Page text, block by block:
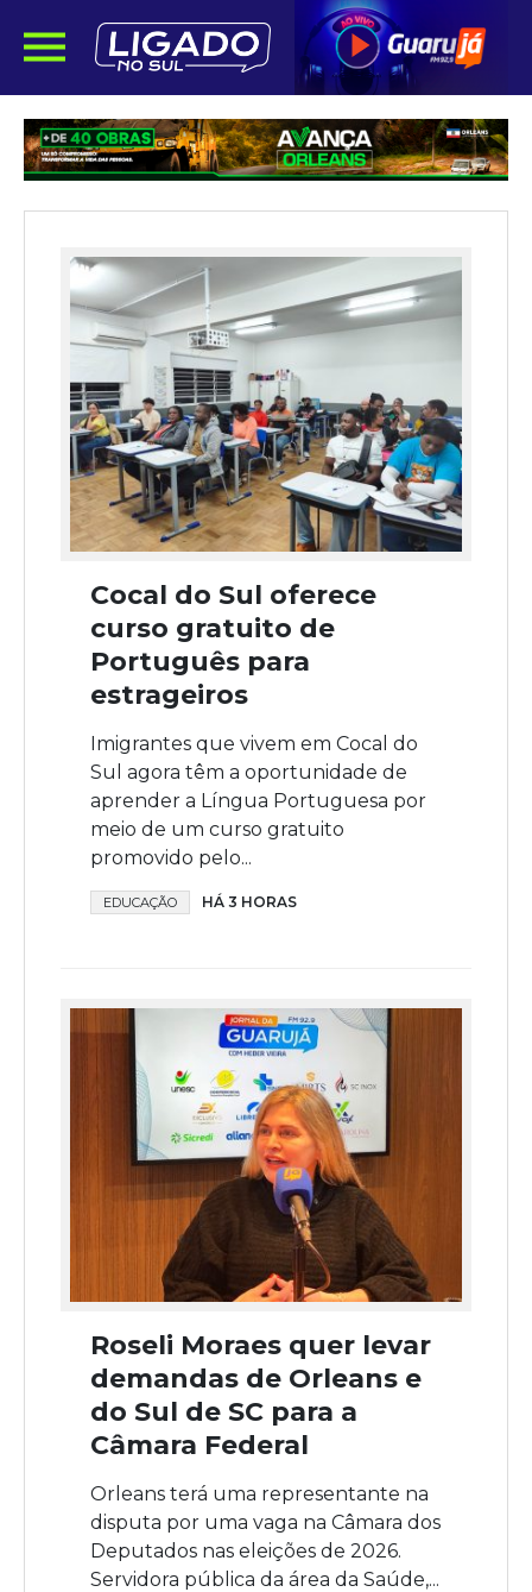
Cocal do Sul oferece
curso gratuito de
Português para
estrageiros
Imigrantes que vivem em Cocal do
Sul agora têm a oportunidade de
aprender a Língua Portuguesa por
meio de um curso gratuito
promovido pelo...
EDUCAÇÃO HÁ 3 HORAS
Roseli Moraes quer levar
demandas de Orleans e
do Sul de SC para a
Câmara Federal
Orleans terá uma representante na
disputa por uma vaga na Câmara dos
Deputados nas eleições de 2026.
Servidora pública da área da Saúde,...